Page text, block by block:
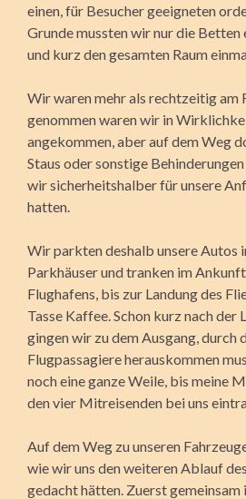
einen, für Besucher geeigneten
Grunde mussten wir nur die Betten
und kurz den gesamten Raum
Wir waren mehr als rechtzeitig am
genommen waren wir in
angekommen, aber auf dem Weg
Staus oder sonstige
wir sicherheitshalber für unsere
hatten.
Wir parkten deshalb unsere Autos
Parkhäuser und tranken im
Flughafens, bis zur Landung des
Tasse Kaffee. Schon kurz nach der
gingen wir zu dem Ausgang, durch
Flugpassagiere herauskommen
noch eine ganze Weile, bis meine
den vier Mitreisenden bei uns
Auf dem Weg zu unseren
wie wir uns den weiteren Ablauf
gedacht hätten. Zuerst gemeinsam